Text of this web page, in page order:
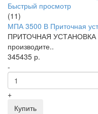
Быстрый просмотр
(11)
МПА 3500 В Приточная
ПРИТОЧНАЯ УСТАНОВКА
производите..
345435 р.
-
+
Купить